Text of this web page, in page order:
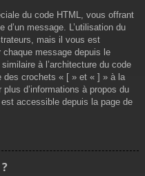
du code HTML, vous offrant
message. L’utilisation du
mais il vous est
message depuis le
à l’architecture du code
des crochets « [ » et « ] » à la
d’informations à propos du
accessible depuis la page de